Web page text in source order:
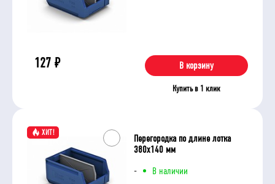
127 ₽ В корзину
Купить в 1 клик
ХИТ!
- В наличии
Перегородка по длине лотка
380х140 мм